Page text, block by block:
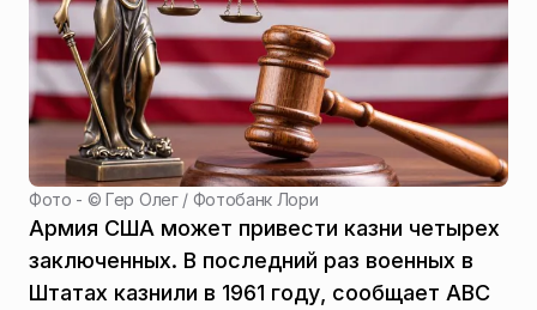
Фото - ©Гер Олег / Фотобанк Лори
Армия США может привести казни четырех
заключенных. В последний раз военных в
Штатах казнили в 1961 году, сообщает ABC